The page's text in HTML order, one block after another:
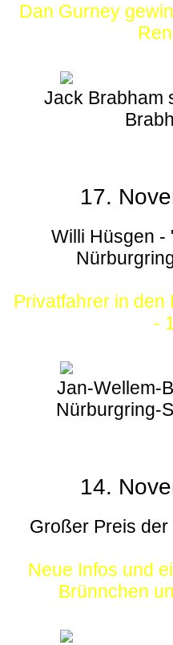
Dan Gurney
Jack Brabham
17.
Willi Hüsgen -
Privatfahrer in den
-
Jan-Wellem-
Nürburgring-
14.
Großer Preis
Neue Infos und
Brünnchen